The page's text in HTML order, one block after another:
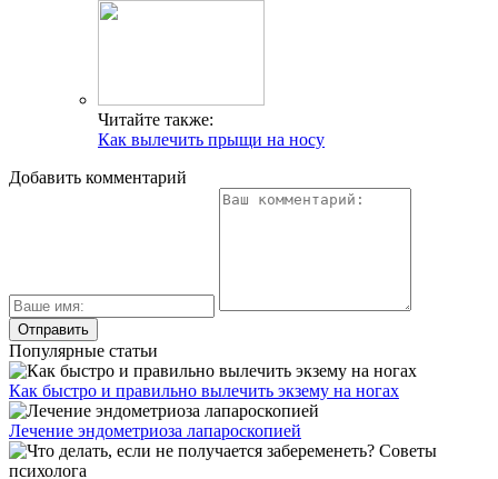
Читайте также:
Как вылечить прыщи на носу
Добавить комментарий
Популярные статьи
Как быстро и правильно вылечить экзему на ногах
Лечение эндометриоза лапароскопией